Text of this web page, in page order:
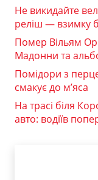
Не викидайте
реліш — взимку
Помер Вільям
Мадонни та
Помідори з
смакує до м’яса
На трасі біля
авто: водіїв